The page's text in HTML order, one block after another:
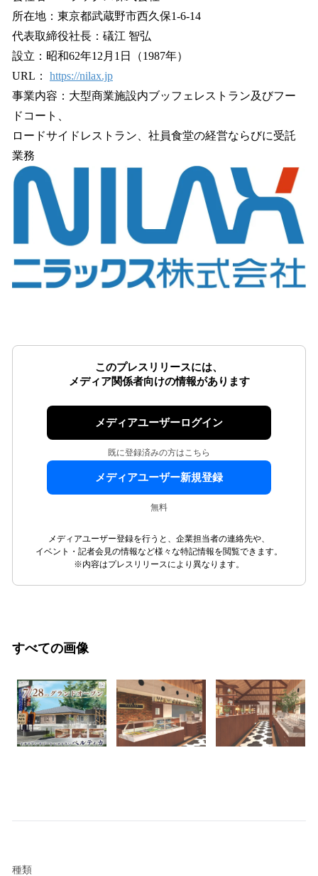
所在地：東京都武蔵野市西久保1-6-14
代表取締役社長：礒江 智弘
設立：昭和62年12月1日（1987年）
URL： https://nilax.jp
事業内容：大型商業施設内ブッフェレストラン及びフー
ドコート、
ロードサイドレストラン、社員食堂の経営ならびに受託
業務
このプレスリリースには、
メディア関係者向けの情報があります
メディアユーザーログイン
既に登録済みの方はこちら
メディアユーザー新規登録
無料
メディアユーザー登録を行うと、企業担当者の連絡先や、
イベント・記者会見の情報など様々な特記情報を閲覧できます。
※内容はプレスリリースにより異なります。
すべての画像
種類